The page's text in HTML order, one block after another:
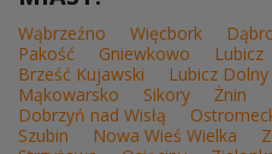
Wąbrzeźno Więcbork
Pakość
Gniewkowo Lubicz
Brześć Kujawski
Lubicz Dolny
Mąkowarsko
Sikory Żnin
Dobrzyń nad Wisłą
Szubin
Nowa Wieś Wielka